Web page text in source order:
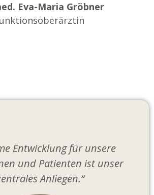
Eva-Maria Gröbner
Entwicklung für unsere
und Patienten ist unser
Anliegen.“